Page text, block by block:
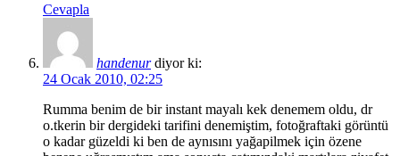
Cevapla
handenur diyor ki:
24 Ocak 2010, 02:25
Rumma benim de bir instant mayalı kek denemem oldu, dr
o.tkerin bir dergideki tarifini denemiştim, fotoğraftaki görüntü
o kadar güzeldi ki ben de aynısını yağapilmek için özene